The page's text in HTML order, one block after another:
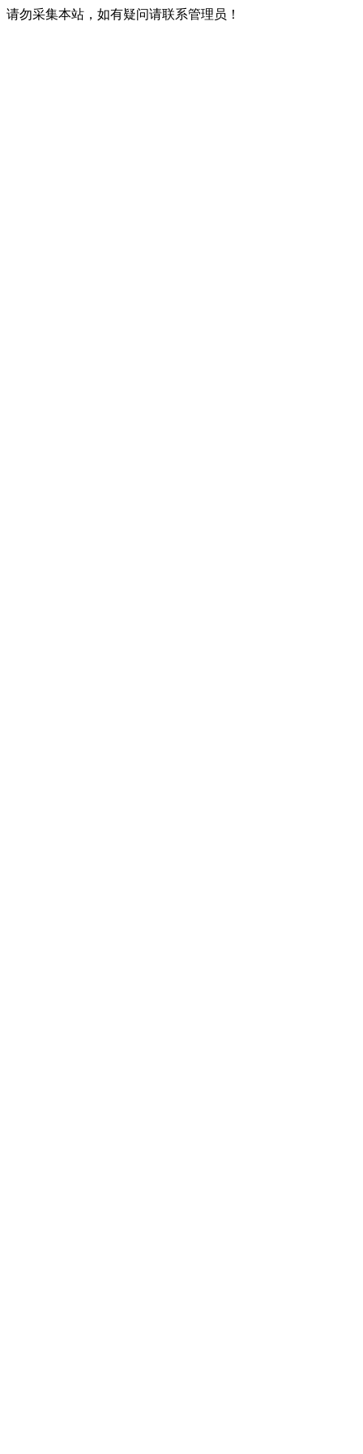
请勿采集本站，如有疑问请联系管理员！